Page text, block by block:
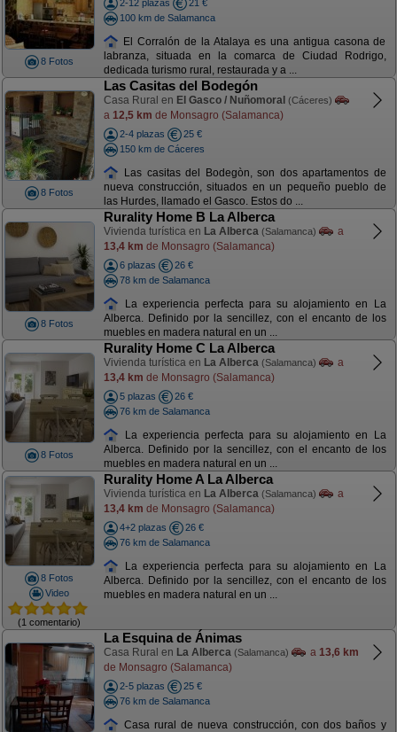
8 Fotos
2-12 plazas
21 €
100 km de Salamanca
El Corralón de la Atalaya es una antigua casona de
labranza, situada en la comarca de Ciudad Rodrigo,
dedicada turismo rural, restaurada y a ...
8 Fotos
Las Casitas del Bodegón
Casa Rural en El Gasco / Nuñomoral (Cáceres)
a 12,5 km de Monsagro (Salamanca)
2-4 plazas
25 €
150 km de Cáceres
Las casitas del Bodegòn, son dos apartamentos de
nueva construcción, situados en un pequeño pueblo de
las Hurdes, llamado el Gasco. Estos do ...
8 Fotos
Rurality Home B La Alberca
Vivienda turística en La Alberca (Salamanca)
a
13,4 km de Monsagro (Salamanca)
6 plazas
26 €
78 km de Salamanca
La experiencia perfecta para su alojamiento en La
Alberca. Definido por la sencillez, con el encanto de los
muebles en madera natural en un ...
8 Fotos
Rurality Home C La Alberca
Vivienda turística en La Alberca (Salamanca)
a
13,4 km de Monsagro (Salamanca)
5 plazas
26 €
76 km de Salamanca
La experiencia perfecta para su alojamiento en La
Alberca. Definido por la sencillez, con el encanto de los
muebles en madera natural en un ...
8 Fotos
Video
(1 comentario)
Rurality Home A La Alberca
Vivienda turística en La Alberca (Salamanca)
a
13,4 km de Monsagro (Salamanca)
4+2 plazas
26 €
76 km de Salamanca
La experiencia perfecta para su alojamiento en La
Alberca. Definido por la sencillez, con el encanto de los
muebles en madera natural en un ...
La Esquina de Ánimas
Casa Rural en La Alberca (Salamanca) a 13,6 km
de Monsagro (Salamanca)
2-5 plazas
25 €
76 km de Salamanca
Casa rural de nueva construcción, con dos baños y